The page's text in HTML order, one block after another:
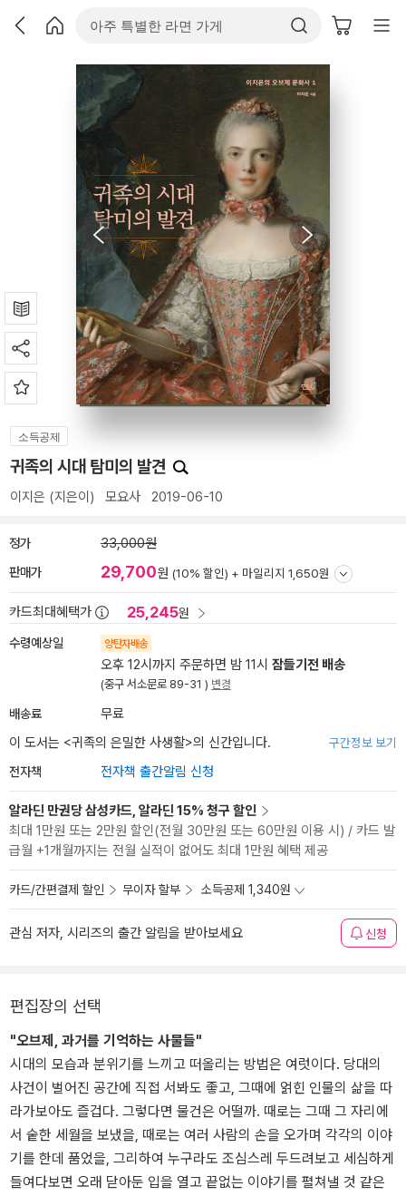
소득공제
귀족의 시대 탐미의 발견
이지은 (지은이) 모요사 2019-06-10
정가 33,000원
판매가 29,700원 (10% 할인) + 마일리지 1,650원
카드최대혜택가 25,245원
수령예상일 양탄자배송
오후 12시까지 주문하면 밤 11시 잠들기전 배송
(중구 서소문로 89-31 ) 변경
배송료
무료
이 도서는 <귀족의 은밀한 사생활>의 신간입니다. 구간정보 보기
전자책 전자책 출간알림 신청
알라딘 만권당 삼성카드, 알라딘 15% 청구 할인
최대 1만원 또는 2만원 할인(전월 30만원 또는 60만원 이용 시) / 카드 발
급월 +1개월까지는 전월 실적이 없어도 최대 1만원 혜택 제공
카드/간편결제 할인 무이자 할부 소득공제 1,340원
관심 저자, 시리즈의 출간 알림을 받아보세요 신청
편집장의 선택
"오브제, 과거를 기억하는 사물들"
시대의 모습과 분위기를 느끼고 떠올리는 방법은 여럿이다. 당대의
사건이 벌어진 공간에 직접 서봐도 좋고, 그때에 얽힌 인물의 삶을 따
라가보아도 즐겁다. 그렇다면 물건은 어떨까. 때로는 그때 그 자리에
서 숱한 세월을 보냈을, 때로는 여러 사람의 손을 오가며 각각의 이야
기를 한데 품었을, 그리하여 누구라도 조심스레 두드려보고 세심하게
들여다보면 오래 닫아둔 입을 열고 끝없는 이야기를 펼쳐낼 것 같은